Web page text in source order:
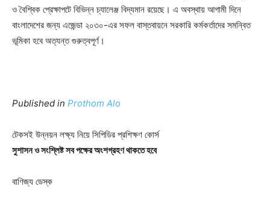
ও বৈশ্বিক প্রেক্ষাপটে বিভিন্ন চ্যালেঞ্জ বিদ্যমান রয়েছে। এ অবস্থায় আগামী দিনে
বাংলাদেশের জন্য এজেন্ডা ২০৩০-এর সফল বাস্তবায়নে সরকারি কর্মকর্তাদের সমন্বিত
ভূমিকা হবে অত্যন্ত গুরুত্বপূর্ণ।
Published in Prothom Alo
টেকসই উন্নয়ন লক্ষ্য নিয়ে সিপিডির প্রশিক্ষণ কোর্স
সুশাসন ও সংশ্লিষ্ট সব পক্ষের অংশগ্রহণ থাকতে হবে
বাণিজ্য ডেস্ক